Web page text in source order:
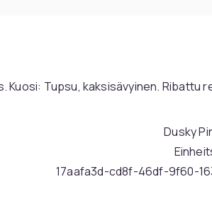
Kuosi: Tupsu, kaksisävyinen. Ribattu
Dusky
17aafa3d-cd8f-46df-9f60-